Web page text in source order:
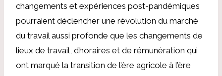
changements et expériences post-pandémiques
pourraient déclencher une révolution du marché
du travail aussi profonde que les changements de
lieux de travail, d’horaires et de rémunération qui
ont marqué la transition de l’ère agricole à l’ère